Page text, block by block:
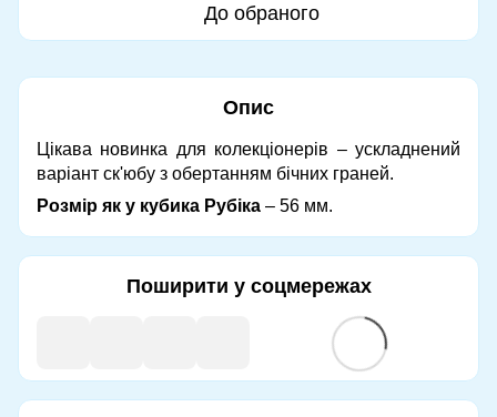
До обраного
Опис
Цікава новинка для колекціонерів – ускладнений
варіант ск'юбу з обертанням бічних граней.
Розмір як у кубика Рубіка – 56 мм.
Поширити у соцмережах